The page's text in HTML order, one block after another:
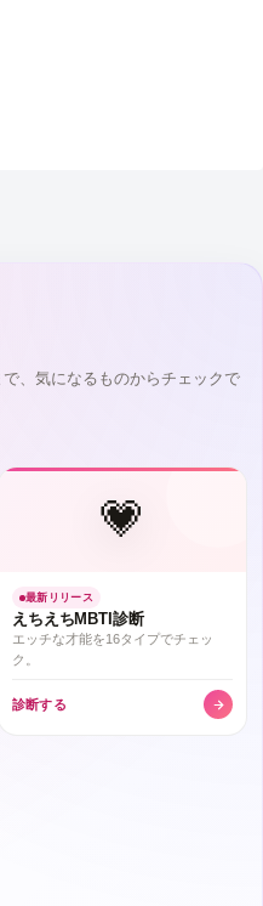
、気になるものからチェックで
💗
最新リリース
えちえちMBTI診断
エッチな才能を16タイプでチェッ
ク。
診断する